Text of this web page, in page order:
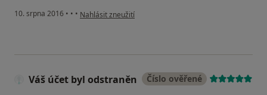
10. srpna 2016 • • • podle názoru uživatele Váš účet byl odstraněn
Nahlásit zneužití
Váš účet byl odstraněn Číslo ověřené